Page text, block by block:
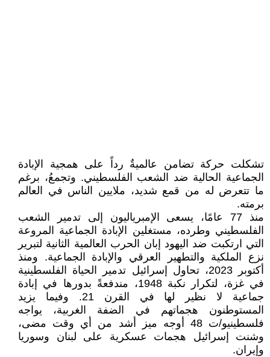
تشكلت حركة تضامن عالميةٌ رداً على همجية الإبادة
الجماعية الحالية ضد الشعب الفلسطيني. وتجمعُ، برغم
ما تتعرض له من قمع شديد، ملايين الناس في العالم
برمته.
منذ 77 عامًا، يسعى الإمبرياليون إلى تدمير الشعب
الفلسطيني وطرده، مستغلين الإبادة الجماعية المروعة
التي ارتكبت ضد اليهود إبان الحرب العالمية الثانية لتبرير
نزع الملكية والتطهير العرقي والإبادة الجماعية. ومنذ
أكتوبر 2023، تحاول إسرائيل تدمير الحياة الفلسطينية
في غزة، لتكرار نكبة 1948، مندفعةً بدورها في إبادة
جماعية لا نظير لها في القرن 21. وفيما يزيد
المستوطنون هجماتهم في الضفة الغربية، يواجه
فلسطينيو/ت 48 أوجه ميز أشد من أي وقت مضى،
وشنت إسرائيل هجمات عسكرية على لبنان وسوريا
وإيران.